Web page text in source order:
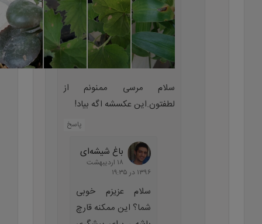
سلام مرسی ممنونم از
لطفتون.این عکسشه اگه بیاد!
پاسخ
باغ شیشه‌ای
۱۸ اردیبهشت
۱۳۹۶ در ۱۹:۳۵
سلام عزیزم خوبی
شما؟ این ممکنه قارچ